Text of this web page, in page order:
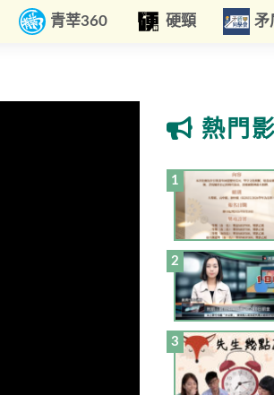
青莘360 硬頸 矛
熱門